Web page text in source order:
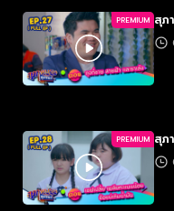
PREMIUM สุภ
PREMIUM สุภ